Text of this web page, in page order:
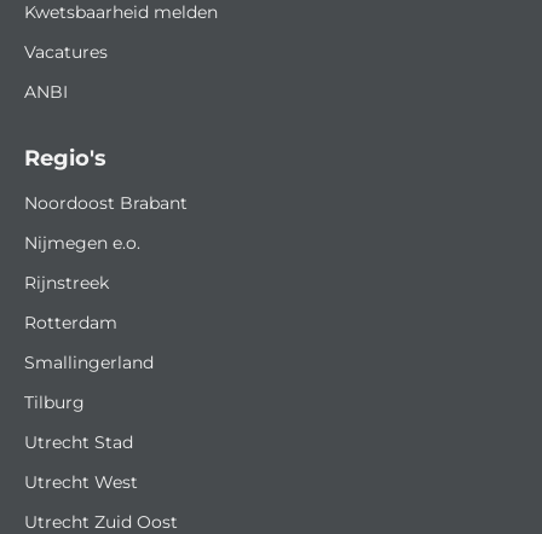
Regio's
Noordoost Brabant
Nijmegen e.o.
Rijnstreek
Rotterdam
Smallingerland
Tilburg
Utrecht Stad
Utrecht West
Utrecht Zuid Oost
Kwetsbaarheid melden
Vacatures
ANBI